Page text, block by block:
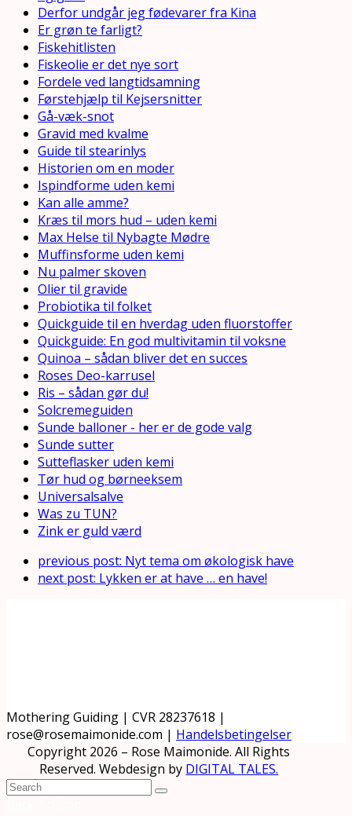
Derfor undgår jeg fødevarer fra Kina
Er grøn te farligt?
Fiskehitlisten
Fiskeolie er det nye sort
Fordele ved langtidsamning
Førstehjælp til Kejsersnitter
Gå-væk-snot
Gravid med kvalme
Guide til stearinlys
Historien om en moder
Ispindforme uden kemi
Kan alle amme?
Kræs til mors hud – uden kemi
Max Helse til Nybagte Mødre
Muffinsforme uden kemi
Nu palmer skoven
Olier til gravide
Probiotika til folket
Quickguide til en hverdag uden fluorstoffer
Quickguide: En god multivitamin til voksne
Quinoa – sådan bliver det en succes
Roses Deo-karrusel
Ris – sådan gør du!
Solcremeguiden
Sunde balloner - her er de gode valg
Sunde sutter
Sutteflasker uden kemi
Tør hud og børneeksem
Universalsalve
Was zu TUN?
Zink er guld værd
previous post: Nyt tema om økologisk have
next post: Lykken er at have … en have!
Mothering Guiding | CVR 28237618 |
rose@rosemaimonide.com | Handelsbetingelser
Copyright 2026 – Rose Maimonide. All Rights
Reserved. Webdesign by DIGITAL TALES.